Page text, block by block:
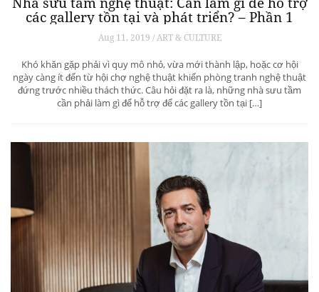
các gallery tồn tại và phát triển? – Phần 1
Aug 11, 2019 / ART & CULTURE
Khó khăn gặp phải vì quy mô nhỏ, vừa mới thành lập, hoặc cơ hội
ngày càng ít đến từ hội chợ nghệ thuật khiến phòng tranh nghệ thuật
đứng trước nhiều thách thức. Câu hỏi đặt ra là, những nhà sưu tầm
cần phải làm gì để hỗ trợ để các gallery tồn tại […]